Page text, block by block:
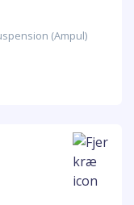
(Ampul)